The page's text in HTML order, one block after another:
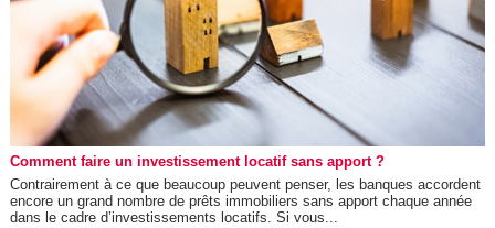
Comment faire un investissement locatif sans apport ?
Contrairement à ce que beaucoup peuvent penser, les banques accordent
encore un grand nombre de prêts immobiliers sans apport chaque année
dans le cadre d’investissements locatifs. Si vous...